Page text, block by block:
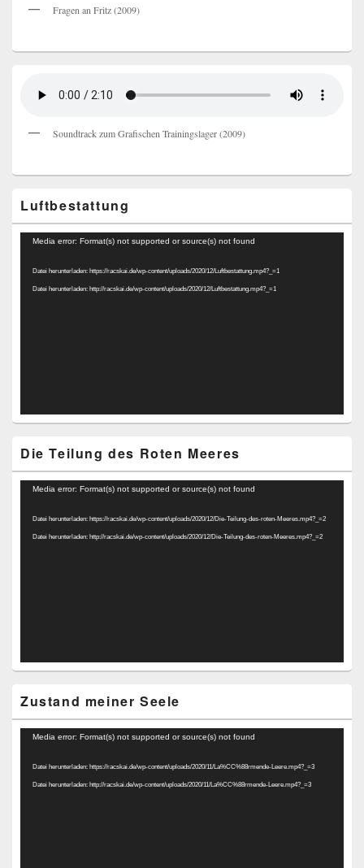
Fragen an Fritz (2009)
Soundtrack zum Grafischen Trainingslager (2009)
Luftbestattung
Video-
Media error: Format(s) not supported or source(s) not found
Datei herunterladen: https://racskai.de/wp-content/uploads/2020/12/Luftbestattung.mp4?_=1
Datei herunterladen: http://racskai.de/wp-content/uploads/2020/12/Luftbestattung.mp4?_=1
Die Teilung des Roten Meeres
Video-
Media error: Format(s) not supported or source(s) not found
Datei herunterladen: https://racskai.de/wp-content/uploads/2020/12/Die-Teilung-des-roten-Meeres.mp4?_=2
Datei herunterladen: http://racskai.de/wp-content/uploads/2020/12/Die-Teilung-des-roten-Meeres.mp4?_=2
Zustand meiner Seele
Video-
Media error: Format(s) not supported or source(s) not found
Datei herunterladen: https://racskai.de/wp-content/uploads/2020/11/La%CC%88rmende-Leere.mp4?_=3
Datei herunterladen: http://racskai.de/wp-content/uploads/2020/11/La%CC%88rmende-Leere.mp4?_=3